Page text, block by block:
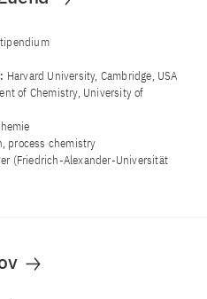
Harvard University, Cambridge, USA
of Chemistry, University of
process chemistry
(Friedrich-Alexander-Universität